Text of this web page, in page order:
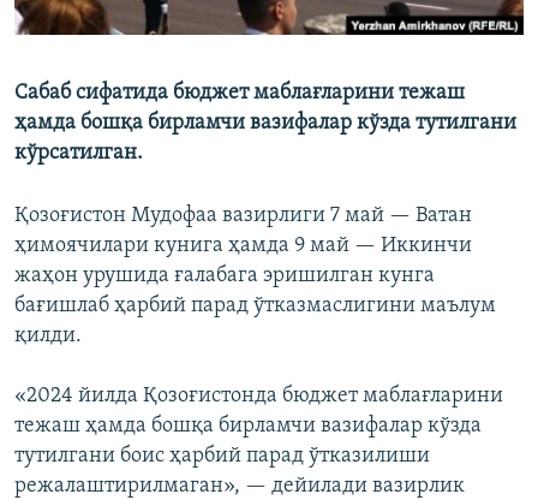
Сабаб сифатида бюджет маблағларини тежаш
ҳамда бошқа бирламчи вазифалар кўзда тутилгани
кўрсатилган.
Қозоғистон Мудофаа вазирлиги 7 май — Ватан
ҳимоячилари кунига ҳамда 9 май — Иккинчи
жаҳон урушида ғалабага эришилган кунга
бағишлаб ҳарбий парад ўтказмаслигини маълум
қилди.
«2024 йилда Қозоғистонда бюджет маблағларини
тежаш ҳамда бошқа бирламчи вазифалар кўзда
тутилгани боис ҳарбий парад ўтказилиши
режалаштирилмаган», — дейилади вазирлик